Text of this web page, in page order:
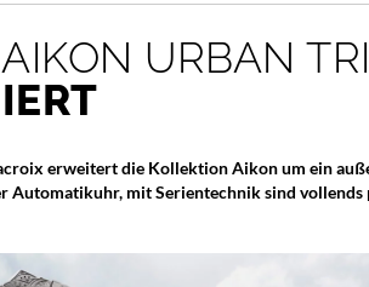
URBAN
erweitert die Kollektion Aikon um ein
Automatikuhr, mit Serientechnik sind vollends